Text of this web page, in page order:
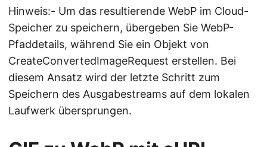
Hinweis:- Um das resultierende WebP im Cloud-
Speicher zu speichern, übergeben Sie WebP-
Pfaddetails, während Sie ein Objekt von
CreateConvertedImageRequest erstellen. Bei
diesem Ansatz wird der letzte Schritt zum
Speichern des Ausgabestreams auf dem lokalen
Laufwerk übersprungen.